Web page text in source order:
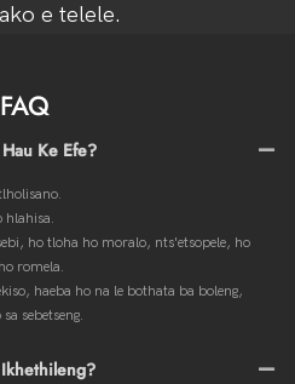
e telele.
FAQ
Ke Efe?
hlahisa.
ho tloha ho moralo, nts'etsopele, ho
romela.
haeba ho na le bothata ba boleng,
sebetseng.